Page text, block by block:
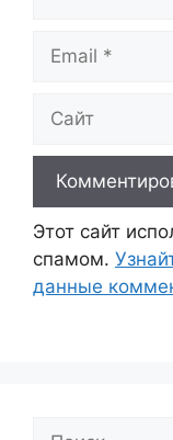
Email
Сайт
Этот сайт
спамом.
данные